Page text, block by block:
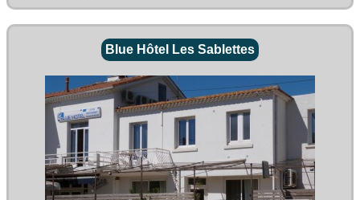
Blue Hôtel Les Sablettes